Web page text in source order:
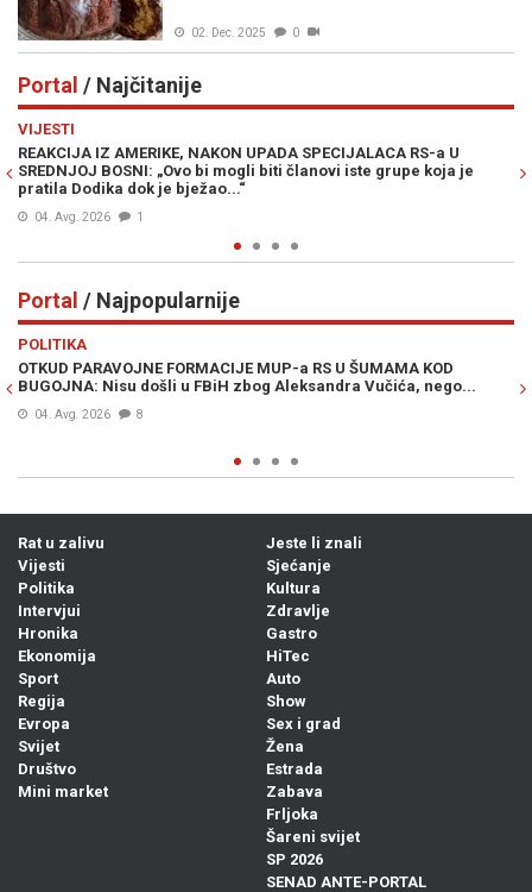
02. Dec. 2025 0
Portal / Najčitanije
VIJESTI
REAKCIJA IZ AMERIKE, NAKON UPADA SPECIJALACA RS-a U
SREDNJOJ BOSNI: „Ovo bi mogli biti članovi iste grupe koja je
pratila Dodika dok je bježao...“
04. Avg. 2026 1
Portal / Najpopularnije
POLITIKA
OTKUD PARAVOJNE FORMACIJE MUP-a RS U ŠUMAMA KOD
BUGOJNA: Nisu došli u FBiH zbog Aleksandra Vučića, nego...
04. Avg. 2026 8
Rat u zalivu
Vijesti
Politika
Intervjui
Hronika
Ekonomija
Sport
Regija
Evropa
Svijet
Društvo
Mini market
Jeste li znali
Sjećanje
Kultura
Zdravlje
Gastro
HiTec
Auto
Show
Sex i grad
Žena
Estrada
Zabava
Frljoka
Šareni svijet
SP 2026
SENAD ANTE-PORTAL